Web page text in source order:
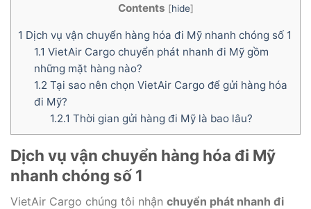
Contents [hide]
1 Dịch vụ vận chuyển hàng hóa đi Mỹ nhanh chóng số 1
1.1 VietAir Cargo chuyển phát nhanh đi Mỹ gồm
những mặt hàng nào?
1.2 Tại sao nên chọn VietAir Cargo để gửi hàng hóa
đi Mỹ?
1.2.1 Thời gian gửi hàng đi Mỹ là bao lâu?
Dịch vụ vận chuyển hàng hóa đi Mỹ
nhanh chóng số 1
VietAir Cargo chúng tôi nhận chuyển phát nhanh đi